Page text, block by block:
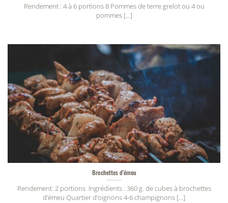
Rendement : 4 à 6 portions 8 Pommes de terre grelot ou 4 ou
pommes [...]
Brochettes d’émeu
Rendement: 2 portions Ingrédients : 360 g. de cubes à brochettes
d’émeu Quartier d’oignons 4-6 champignons [...]